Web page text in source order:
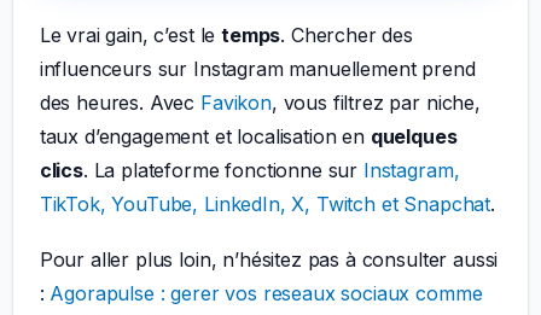
Le vrai gain, c’est letemps. Chercher des
influenceurs sur Instagram manuellement prend
des heures. Avec Favikon, vous filtrez par niche,
taux d’engagement et localisation en quelques
clics. La plateforme fonctionne sur Instagram,
TikTok, YouTube, LinkedIn, X, Twitch et Snapchat.
Pour aller plus loin, n’hésitez pas à consulter aussi
: Agorapulse : gerer vos reseaux sociaux comme